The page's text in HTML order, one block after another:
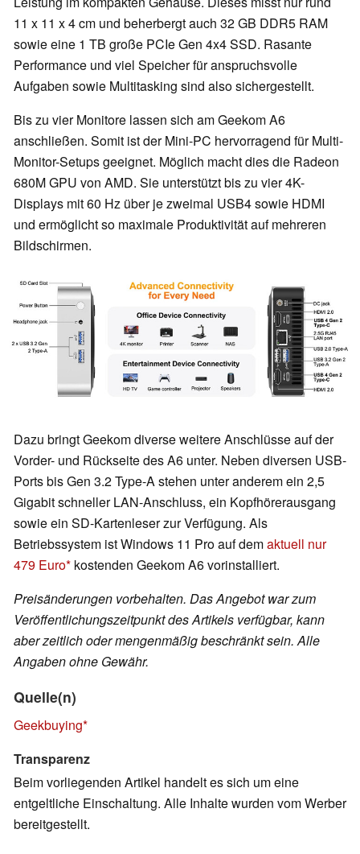
11 x 11 x 4 cm und beherbergt auch 32 GB DDR5 RAM
sowie eine 1 TB große PCIe Gen 4x4 SSD. Rasante
Performance und viel Speicher für anspruchsvolle
Aufgaben sowie Multitasking sind also sichergestellt.
Bis zu vier Monitore lassen sich am Geekom A6
anschließen. Somit ist der Mini-PC hervorragend für Multi-
Monitor-Setups geeignet. Möglich macht dies die Radeon
680M GPU von AMD. Sie unterstützt bis zu vier 4K-
Displays mit 60 Hz über je zweimal USB4 sowie HDMI
und ermöglicht so maximale Produktivität auf mehreren
Bildschirmen.
Dazu bringt Geekom diverse weitere Anschlüsse auf der
Vorder- und Rückseite des A6 unter. Neben diversen USB-
Ports bis Gen 3.2 Type-A stehen unter anderem ein 2,5
Gigabit schneller LAN-Anschluss, ein Kopfhörerausgang
sowie ein SD-Kartenleser zur Verfügung. Als
Betriebssystem ist Windows 11 Pro auf demaktuell nur
479 Euro kostenden Geekom A6 vorinstalliert.
Preisänderungen vorbehalten. Das Angebot war zum
Veröffentlichungszeitpunkt des Artikels verfügbar, kann
aber zeitlich oder mengenmäßig beschränkt sein. Alle
Angaben ohne Gewähr.
Quelle(n)
Geekbuying
Transparenz
Beim vorliegenden Artikel handelt es sich um eine
entgeltliche Einschaltung. Alle Inhalte wurden vom Werber
bereitgestellt.